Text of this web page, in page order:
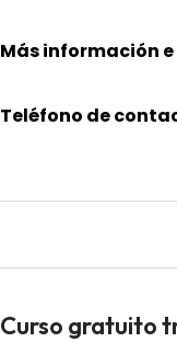
Más información
Teléfono de
Curso gratuito